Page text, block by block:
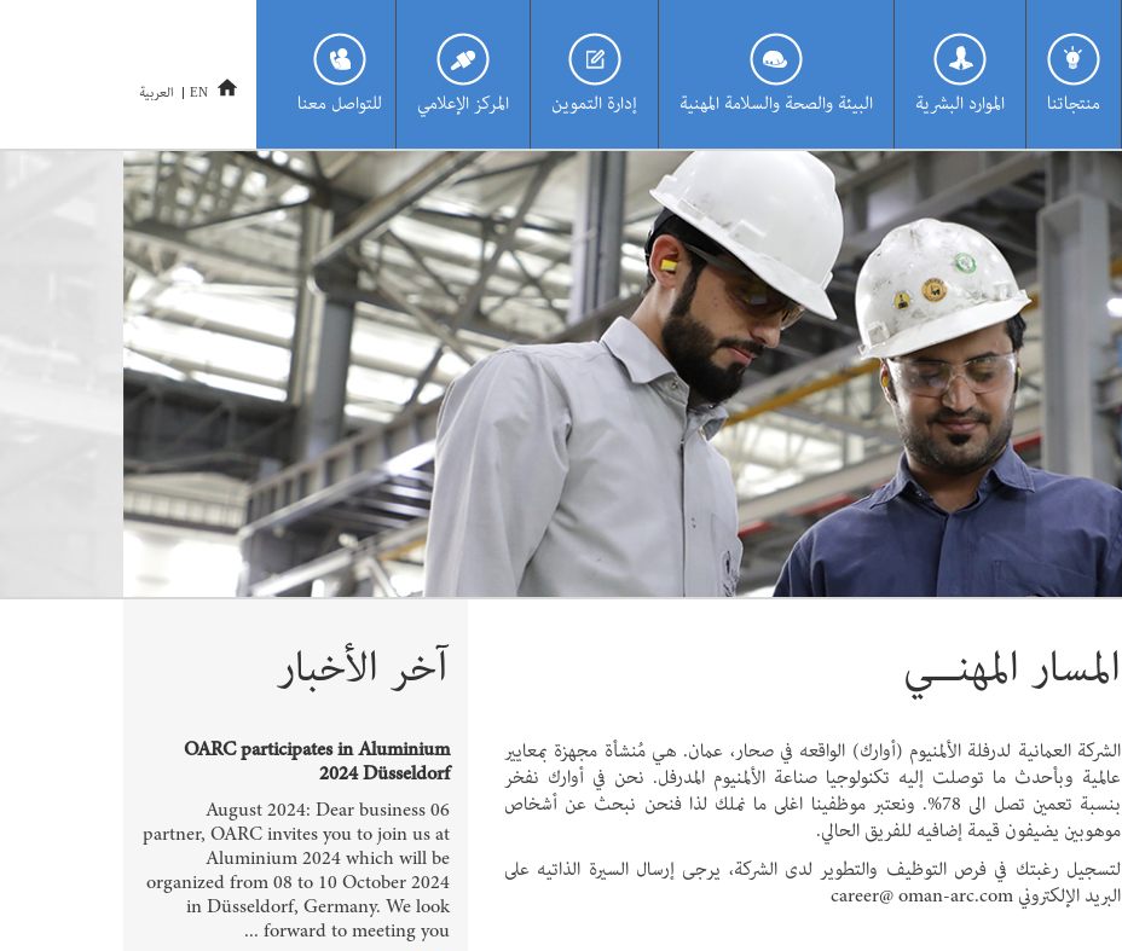
منتجاتنا الموارد البشرية البيئة والصحة والسلامة المهنية إدارة التموين المركز الإعلامي للتواصل معنا EN العربية
المسار المهنــي
الشركة العمانية لدرفلة الألمنيوم (أوارك) الواقعه في صحار، عمان. هي مُنشأة مجهزة بمعايير
عالمية وبأحدث ما توصلت إليه تكنولوجيا صناعة الألمنيوم المدرفل. نحن في أوارك نفخر
بنسبة تعمين تصل الى 78%. ونعتبر موظفينا اغلى ما نملك لذا فنحن نبحث عن أشخاص
موهوبين يضيفون قيمة إضافيه للفريق الحالي.
لتسجيل رغبتك في فرص التوظيف والتطوير لدى الشركة، يرجى إرسال السيرة الذاتيه على
البريد الإلكتروني career@ oman-arc.com
آخر الأخبار
OARC participates in Aluminium
2024 Düsseldorf
06 August 2024: Dear business
partner, OARC invites you to join us at
Aluminium 2024 which will be
organized from 08 to 10 October 2024
in Düsseldorf, Germany. We look
forward to meeting you ...